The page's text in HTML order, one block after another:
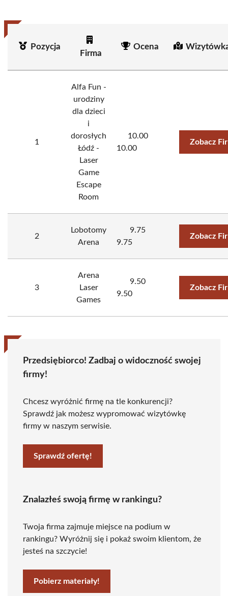
Pozycja
Firma
Ocena
1
Alfa Fun -
urodziny
dla dzieci
i
dorosłych
Łódź -
Laser
Game
Escape
Room
10.00
10.00
Zobacz
2
Lobotomy
Arena
9.75
9.75
Zobacz
3
Arena
Laser
Games
9.50
9.50
Zobacz
Przedsiębiorco! Zadbaj o widoczność swojej
firmy!
Chcesz wyróżnić firmę na tle konkurencji?
Sprawdź jak możesz wypromować wizytówkę
firmy w naszym serwisie.
Sprawdź ofertę!
Znalazłeś swoją firmę w rankingu?
Twoja firma zajmuje miejsce na podium w
rankingu? Wyróżnij się i pokaż swoim klientom, że
jesteś na szczycie!
Pobierz materiały!